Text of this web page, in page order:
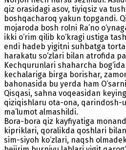
qiz orasidagi asov, tiyiqsiz va
boshqacharoq yakun topgandi.
mojaroda bosh rolni Ra’no
ikki o‘rim qilib ko‘kragi ustiga
endi hadeb yigitni suhbatga
harakatu so‘zlari bilan atrofida
Kechqurunlari shaharcha
kechalariga birga borishar,
bahonasida bu yerda ham
Qisqasi, sahna voqeasidan
qiziqishlaru ota-ona, qarindosh-
ma’lumot almashildi.
Bora-bora qiz kayfiyatiga
kipriklari, qoralikda qoshlari
sim-siyoh ko‘zlari, naqsh